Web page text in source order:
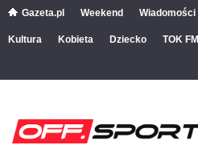
Gazeta.pl Weekend Wiadomości
Kultura Kobieta Dziecko TOK FM